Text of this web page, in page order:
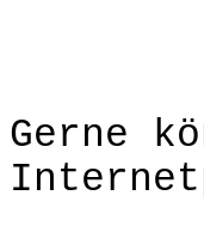
Gerne